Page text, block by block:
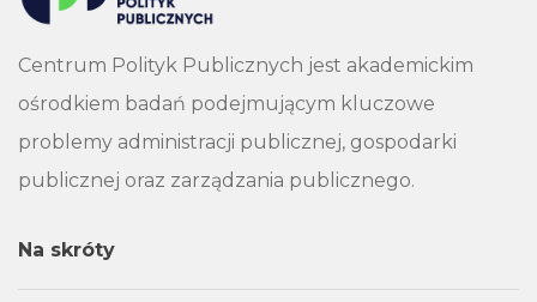
Centrum Polityk Publicznych jest akademickim
ośrodkiem badań podejmującym kluczowe
problemy administracji publicznej, gospodarki
publicznej oraz zarządzania publicznego.
Na skróty